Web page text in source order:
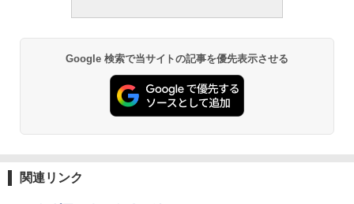
Google 検索で当サイトの記事を優先表示させる
関連リンク